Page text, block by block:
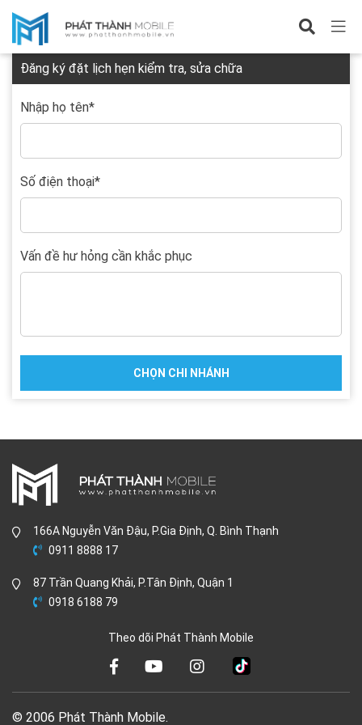
Đặt lịch hẹn
Đăng ký đặt lịch hẹn kiểm tra, sửa chữa
Nhập họ tên*
Số điện thoại*
Vấn đề hư hỏng cần khắc phục
CHỌN CHI NHÁNH
166A Nguyễn Văn Đậu, P.Gia Định, Q. Bình Thạnh
0911 8888 17
87 Trần Quang Khải, P.Tân Định, Quận 1
0918 6188 79
Theo dõi Phát Thành Mobile
© 2006 Phát Thành Mobile.